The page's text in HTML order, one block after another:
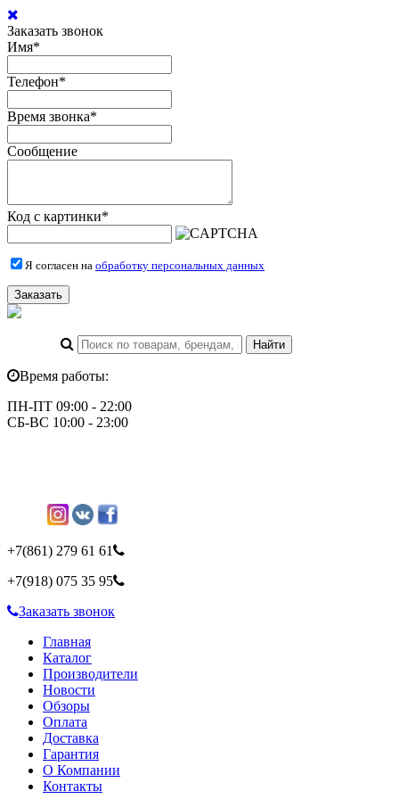
Заказать звонок
Имя*
Телефон*
Время звонка*
Сообщение
Код с картинки*
Я согласен на обработку персональных данных
Заказать
Время работы:
ПН-ПТ 09:00 - 22:00
СБ-ВС 10:00 - 23:00
+7(861) 279 61 61
+7(918) 075 35 95
Заказать звонок
Главная
Каталог
Производители
Новости
Обзоры
Оплата
Доставка
Гарантия
О Компании
Контакты